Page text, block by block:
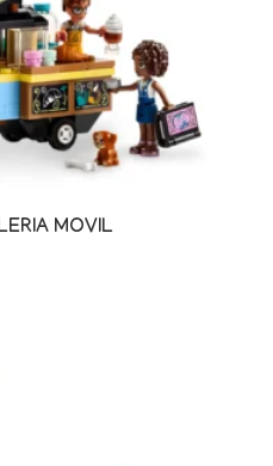
MOVIL